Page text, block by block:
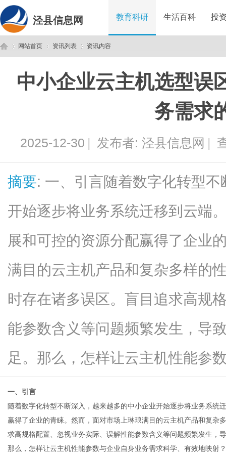
泾县信息网 教育科研 生活百科 投
网站首页
›
资讯列表
›
资讯内容
中小企业云主机选型误
务需求
2025-12-30 | 发布者: 泾县信息网 |
摘要: 一、引言随着数字化转型
开始逐步将业务系统迁移到云端
展和可控的资源分配赢得了企业
满目的云主机产品和复杂多样的
时存在诸多误区。盲目追求高规
能参数含义等问题频繁发生，导
足。那么，怎样让云主机性能参
一、引言
随着数字化转型不断深入，越来越多的中小企业开始逐步将业务系统
赢得了企业的青睐。然而，面对市场上琳琅满目的云主机产品和复杂
求高规格配置、忽视业务实际、误解性能参数含义等问题频繁发生，
那么，怎样让云主机性能参数与企业自身业务需求科学、有效地映射